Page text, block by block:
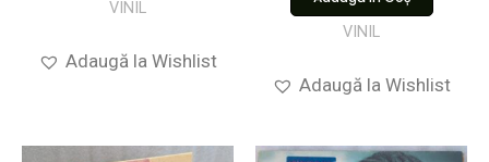
VINIL
Adaugă la Wishlist
VINIL
Adaugă la Wishlist